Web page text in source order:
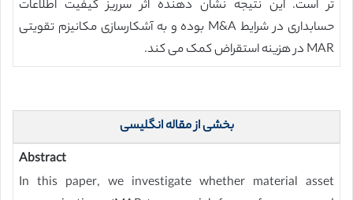
تر است. این نتیجه نشان دهنده اثر سرریز کیفیت اطلاعات
حسابداری در شرایط M&A بوده و به آشکارسازی مکانیزم تقویتی
MAR در هزینه استقراض کمک می کند.
بخشی از مقاله انگلیسی
Abstract
In this paper, we investigate whether material asset